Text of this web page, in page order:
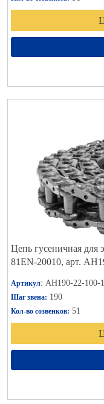
Цепь гусеничная
81EN-20010, арт.
Артикул: АН190-22-100-
Шаг звена: 190
Кол-во созвенков: 51